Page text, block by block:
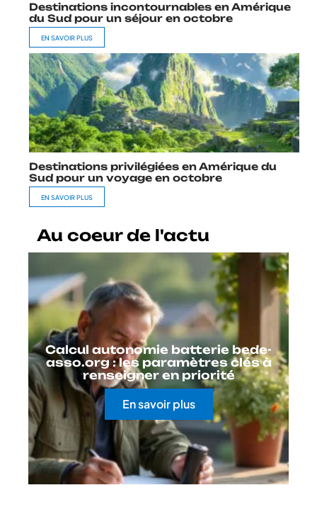
Destinations incontournables en Amérique
du Sud pour un séjour en octobre
EN SAVOIR PLUS
Destinations privilégiées en Amérique du
Sud pour un voyage en octobre
EN SAVOIR PLUS
Au coeur de l'actu
Calcul autonomie batterie bede-
asso.org : les paramètres clés à
renseigner en priorité
En savoir plus